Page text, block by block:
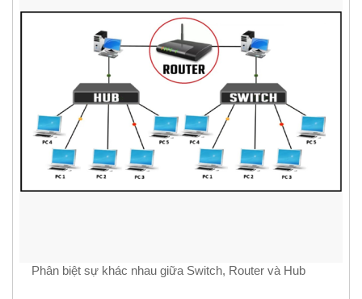
Phân biệt sự khác nhau giữa Switch, Router và Hub